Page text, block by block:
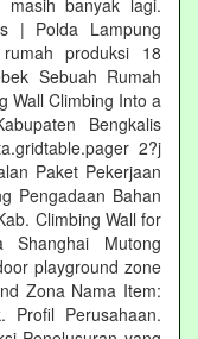
masih banyak lagi.
| Polda Lampung
produksi 18
Sebuah Rumah
Wall Climbing Into a
Bengkalis
2?j
Paket Pekerjaan
Pengadaan Bahan
Climbing Wall for
Shanghai Mutong
playground zone
Zona Nama Item:
Profil Perusahaan.